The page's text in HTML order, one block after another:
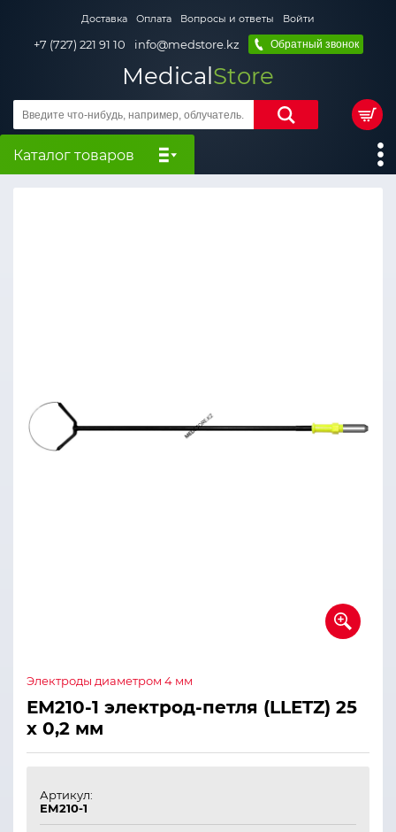
Доставка Оплата Вопросы и ответы Войти
+7 (727) 221 91 10 info@medstore.kz Обратный звонок
MedicalStore
Каталог товаров
Электроды диаметром 4 мм
ЕМ210-1 электрод-петля (LLETZ) 25
х 0,2 мм
Артикул:
ЕМ210-1